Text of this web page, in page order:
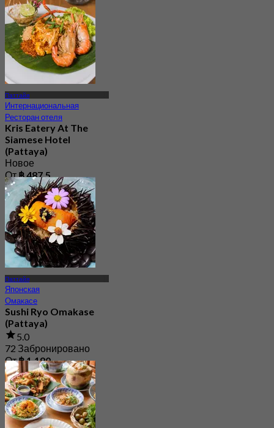
4.1
306 Забронировано
От ฿ 599.25
Паттайя
Интернациональная
Ресторан отеля
Kris Eatery At The
Siamese​ Hotel​
(Pattaya​)
Новое
От฿ 487.5
Паттайя
Японская
Омакасе
Sushi Ryo Omakase
(Pattaya)
5.0
72 Забронировано
От฿ 1,190